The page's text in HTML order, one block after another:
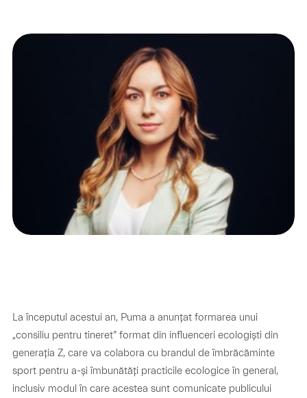
La începutul acestui an, Puma a anunțat formarea unui
„consiliu pentru tineret” format din influenceri ecologiști din
generația Z, care va colabora cu brandul de îmbrăcăminte
sport pentru a-și îmbunătăți practicile ecologice în general,
inclusiv modul în care acestea sunt comunicate publicului